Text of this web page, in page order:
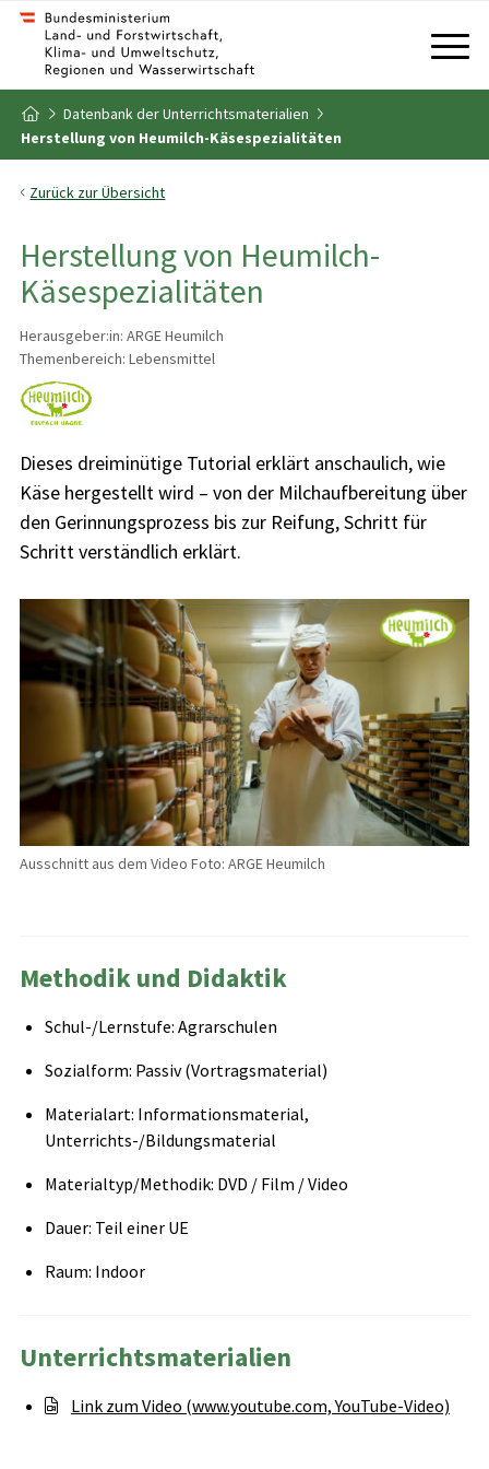
Zum Inhalt
Zum Inhaltsverzeichnis
Zur Startseite
Datenbank der Unterrichtsmaterialien
Herstellung von Heumilch-Käsespezialitäten
Zurück zur Übersicht
Herstellung von Heumilch-
Käsespezialitäten
Herausgeber:in: ARGE Heumilch
Themenbereich: Lebensmittel
Dieses dreiminütige Tutorial erklärt anschaulich, wie
Käse hergestellt wird – von der Milchaufbereitung über
den Gerinnungsprozess bis zur Reifung, Schritt für
Schritt verständlich erklärt.
Ausschnitt aus dem Video Foto: ARGE Heumilch
Methodik und Didaktik
Schul-/Lernstufe: Agrarschulen
Sozialform: Passiv (Vortragsmaterial)
Materialart: Informationsmaterial,
Unterrichts-/Bildungsmaterial
Materialtyp/Methodik: DVD / Film / Video
Dauer: Teil einer UE
Raum: Indoor
Unterrichtsmaterialien
Link zum Video (www.youtube.com, YouTube-Video)